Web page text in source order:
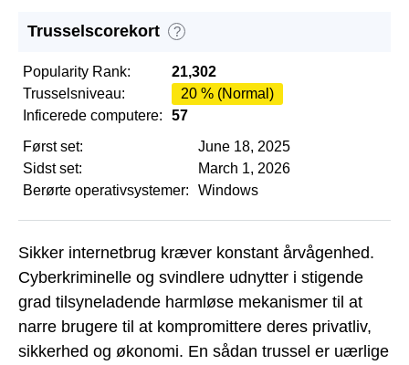
Trusselscorekort ?
Popularity Rank:
21,302
Trusselsniveau:
20 % (Normal)
Inficerede computere:
57
Først set:
June 18, 2025
Sidst set:
March 1, 2026
Berørte operativsystemer:
Windows
Sikker internetbrug kræver konstant årvågenhed.
Cyberkriminelle og svindlere udnytter i stigende
grad tilsyneladende harmløse mekanismer til at
narre brugere til at kompromittere deres privatliv,
sikkerhed og økonomi. En sådan trussel er uærlige